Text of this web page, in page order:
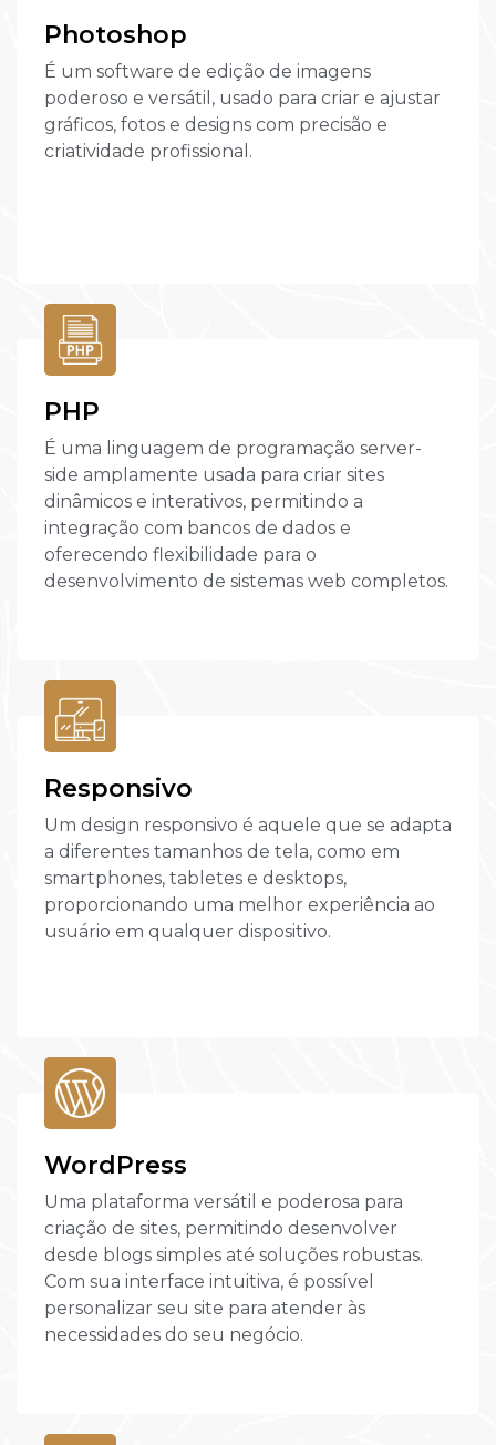
Photoshop
É um software de edição de imagens
poderoso e versátil, usado para criar e ajustar
gráficos, fotos e designs com precisão e
criatividade profissional.
PHP
É uma linguagem de programação server-
side amplamente usada para criar sites
dinâmicos e interativos, permitindo a
integração com bancos de dados e
oferecendo flexibilidade para o
desenvolvimento de sistemas web completos.
Responsivo
Um design responsivo é aquele que se adapta
a diferentes tamanhos de tela, como em
smartphones, tabletes e desktops,
proporcionando uma melhor experiência ao
usuário em qualquer dispositivo.
WordPress
Uma plataforma versátil e poderosa para
criação de sites, permitindo desenvolver
desde blogs simples até soluções robustas.
Com sua interface intuitiva, é possível
personalizar seu site para atender às
necessidades do seu negócio.